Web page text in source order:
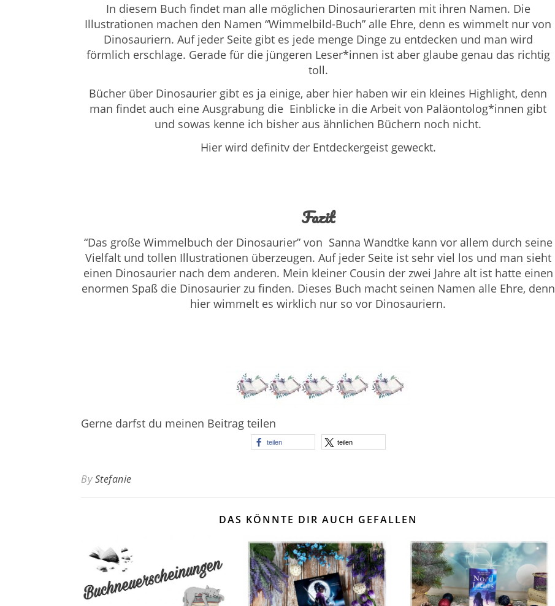
In diesem Buch findet man alle möglichen Dinosaurierarten mit ihren Namen. Die
Illustrationen machen den Namen “Wimmelbild-Buch” alle Ehre, denn es wimmelt nur von
Dinosauriern. Auf jeder Seite gibt es jede menge Dinge zu entdecken und man wird
förmlich erschlage. Gerade für die jüngeren Leser*innen ist aber glaube genau das richtig
toll.
Bücher über Dinosaurier gibt es ja einige, aber hier haben wir ein kleines Highlight, denn
man findet auch eine Ausgrabung die Einblicke in die Arbeit von Paläontolog*innen gibt
und sowas kenne ich bisher aus ähnlichen Büchern noch nicht.
Hier wird definitv der Entdeckergeist geweckt.
Fazit
“Das große Wimmelbuch der Dinosaurier” von Sanna Wandtke kann vor allem durch seine
Vielfalt und tollen Illustrationen überzeugen. Auf jeder Seite ist sehr viel los und man sieht
einen Dinosaurier nach dem anderen. Mein kleiner Cousin der zwei Jahre alt ist hatte einen
enormen Spaß die Dinosaurier zu finden. Dieses Buch macht seinen Namen alle Ehre, denn
hier wimmelt es wirklich nur so vor Dinosauriern.
Gerne darfst du meinen Beitrag teilen
teilen teilen
ByStefanie
DAS KÖNNTE DIR AUCH GEFALLEN